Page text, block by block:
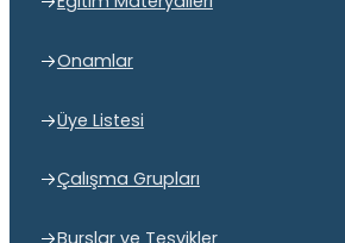
Onamlar
Üye Listesi
Çalışma Grupları
Burslar ve Teşvikler